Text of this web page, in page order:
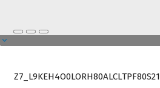
Z7_L9KEH4O0LORH80ALCLTPF80S21